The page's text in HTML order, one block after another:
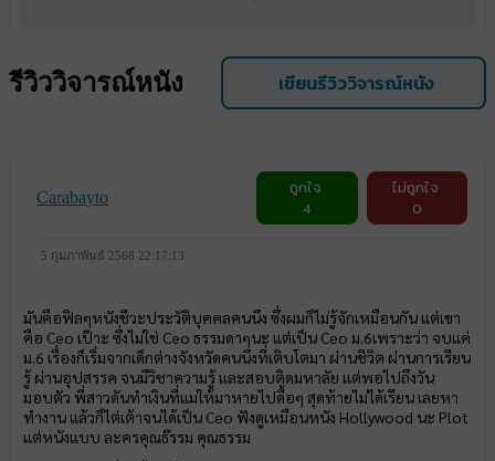
รีวิววิจารณ์หนัง เขียนรีวิววิจารณ์หนัง
Carabayto
ถูกใจ
4
ไม่ถูกใจ
0
5 กุมภาพันธ์ 2568 22:17:13
มันคือฟิลๆหนังชีวะประวัติบุคคลคนนึง ซึ่งผมก็ไม่รู้จักเหมือนกัน แต่เขา
คือ Ceo เป๊าะ ซึ่งไม่ใช่ Ceo ธรรมดาๆนะ แต่เป็น Ceo ม.6เพราะว่า จบแค่
ม.6 เรื่องก็เริ่มจากเด็กต่างจังหวัดคนนึงที่เติบโตมา ผ่านชีวิต ผ่านการเรียน
รู้ ผ่านอุปสรรค จนมีวิชาความรู้ และสอบติดมหาลัย แต่พอไปถึงวัน
มอบตัว พี่สาวดันทำเงินที่แม่ให้มาหายไปดื้อๆ สุดท้ายไม่ได้เรียน เลยหา
ทำงาน แล้วก็ไต่เต้าจนได้เป็น Ceo ฟังดูเหมือนหนัง Hollywood นะ Plot
แต่หนังแบบ ละครคุณธ๊รรม คุณธรรม